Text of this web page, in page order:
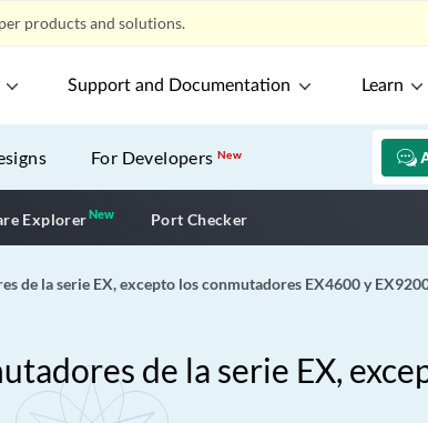
products and solutions.
Support and Documentation Learn
For DevelopersNew
ExplorerNewNew application
Port Checker
de la serie EX, excepto los conmutadores EX4600 y
de la serie EX,